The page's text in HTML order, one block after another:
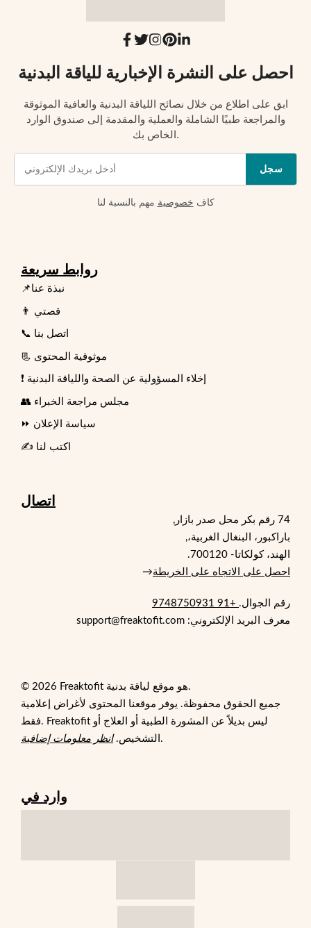
احصل على النشرة الإخبارية للياقة البدنية
ابق على اطلاع من خلال نصائح اللياقة البدنية والعافية الموثوقة
والمراجعة طبيًا الشاملة والعملية والمقدمة إلى صندوق الوارد
الخاص بك.
سجل
كاف خصوصية مهم بالنسبة لنا
روابط سريعة
📌نبذة عنا
👨 قصتي
📞 اتصل بنا
📃 موثوقية المحتوى
❗ إخلاء المسؤولية عن الصحة واللياقة البدنية
👥 مجلس مراجعة الخبراء
⏩ سياسة الإعلان
✍️ اكتب لنا
اتصال
74 رقم بكر محل صدر بازار,
باراكبور، البنغال الغربية،,
الهند، كولكاتا- 700120.
احصل على الاتجاه على الخريطة→
رقم الجوال. +91 9748750931
معرف البريد الإلكتروني: support@freaktofit.com
© 2026 Freaktofit هو موقع لياقة بدنية.
جميع الحقوق محفوظة. يوفر موقعنا المحتوى لأغراض إعلامية
فقط. Freaktofit ليس بديلاً عن المشورة الطبية أو العلاج أو
التشخيص.انظر معلومات إضافية .
وارد في